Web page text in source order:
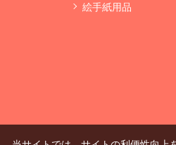
絵手紙用品